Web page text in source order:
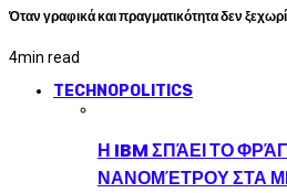
Όταν γραφικά και πραγματικότητα δεν
4min read
TECHNOPOLITICS
Η IBM ΣΠΆΕΙ ΤΟ
ΝΑΝΟΜΈΤΡΟΥ ΣΤΑ